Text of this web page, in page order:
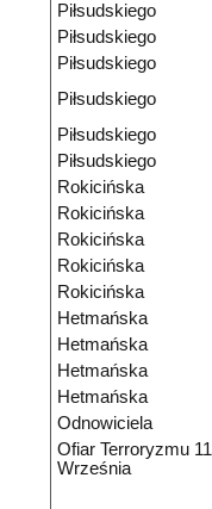
Piłsudskiego
Piłsudskiego
Piłsudskiego
Piłsudskiego
Piłsudskiego
Piłsudskiego
Rokicińska
Rokicińska
Rokicińska
Rokicińska
Rokicińska
Hetmańska
Hetmańska
Hetmańska
Hetmańska
Odnowiciela
Ofiar Terroryzmu 11
Września